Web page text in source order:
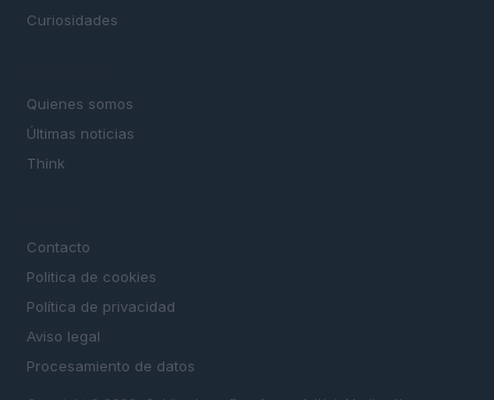
Curiosidades
Quienes somos
Últimas noticias
Think
Contacto
Politica de cookies
Política de privacidad
Aviso legal
Procesamiento de datos